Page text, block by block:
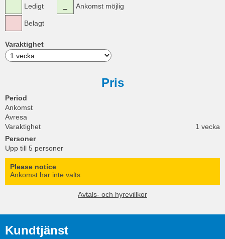
Ledigt
Belagt
Ankomst möjlig
Varaktighet
Pris
Period
Ankomst
Avresa
Varaktighet
1 vecka
Personer
Upp till 5 personer
Please notice
Ankomst har inte valts.
Avtals- och hyrevillkor
Kundtjänst